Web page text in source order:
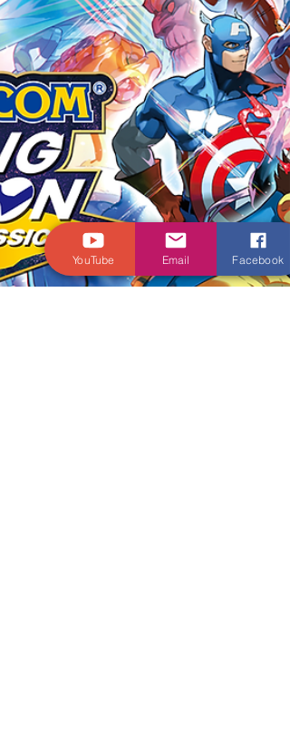
A SNK CORPORATION (Sede corporativa:
de Osaka, Osaka, Japão; Presidente & CEO:
Kenji Matsubara) tem o orgulho de anunciar o...
YouTube Email Facebook